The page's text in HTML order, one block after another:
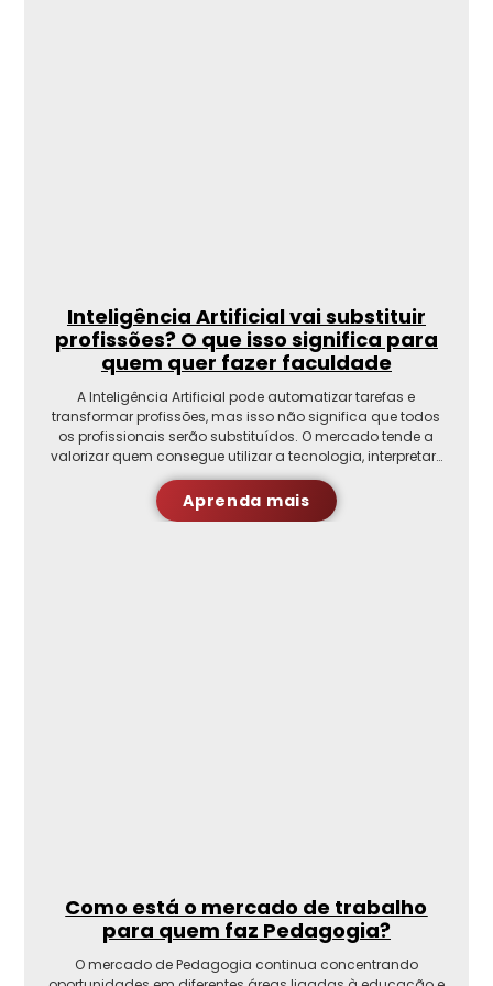
Inteligência Artificial vai substituir
profissões? O que isso significa para
quem quer fazer faculdade
A Inteligência Artificial pode automatizar tarefas e
transformar profissões, mas isso não significa que todos
os profissionais serão substituídos. O mercado tende a
valorizar quem consegue utilizar a tecnologia, interpretar…
Aprenda mais
Como está o mercado de trabalho
para quem faz Pedagogia?
O mercado de Pedagogia continua concentrando